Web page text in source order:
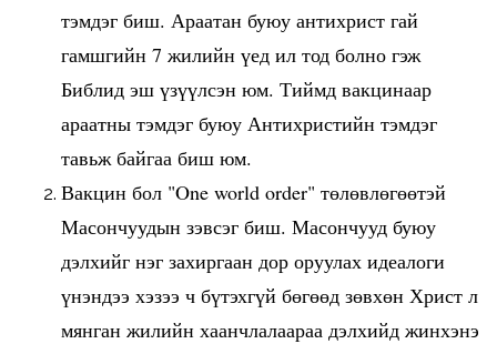
тэмдэг биш. Араатан буюу антихрист гай
гамшгийн 7 жилийн үед ил тод болно гэж
Библид эш үзүүлсэн юм. Тиймд вакцинаар
араатны тэмдэг буюу Антихристийн тэмдэг
тавьж байгаа биш юм.
Вакцин бол "One world order" төлөвлөгөөтэй
Масончуудын зэвсэг биш. Масончууд буюу
дэлхийг нэг захиргаан дор оруулах идеалоги
үнэндээ хэзээ ч бүтэхгүй бөгөөд зөвхөн Христ л
мянган жилийн хаанчлалаараа дэлхийд жинхэнэ